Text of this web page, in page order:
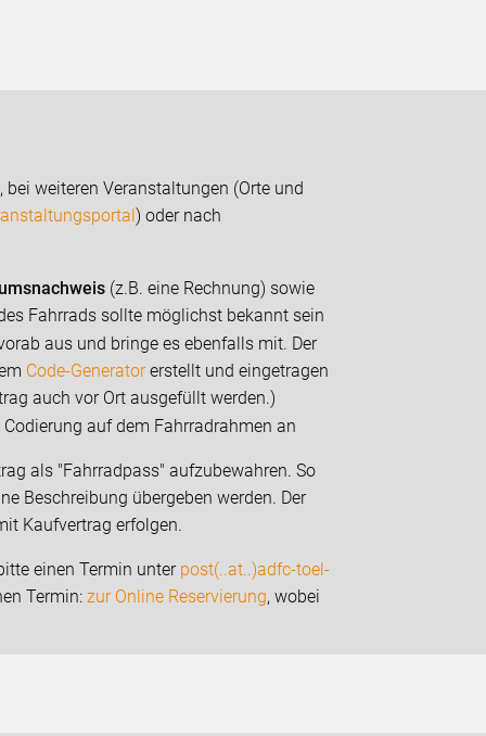
weiteren Veranstaltungen (Orte und
) oder nach
(z.B. eine Rechnung) sowie
Fahrrads sollte möglichst bekannt sein
aus und bringe es ebenfalls mit. Der
Code-Generatorerstellt und eingetragen
auch vor Ort ausgefüllt werden.)
auf dem Fahrradrahmen an
als "Fahrradpass" aufzubewahren. So
Beschreibung übergeben werden. Der
Kaufvertrag erfolgen.
einen Termin unter post(..at..)adfc-toel-
Termin:zur Online Reservierung, wobei